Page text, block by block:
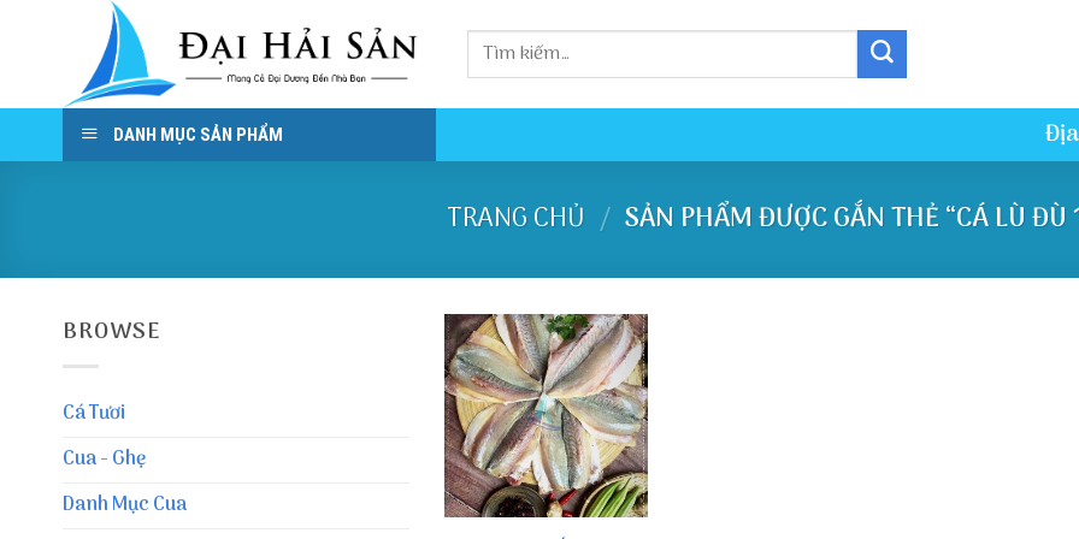
content
DANH MỤC SẢN PHẨM
TRANG CHỦ / SẢN PHẨM ĐƯỢC GẮN THẺ “CÁ LÙ ĐÙ
BROWSE
Cá Tươi
Cua - Ghẹ
Danh Mục Cua